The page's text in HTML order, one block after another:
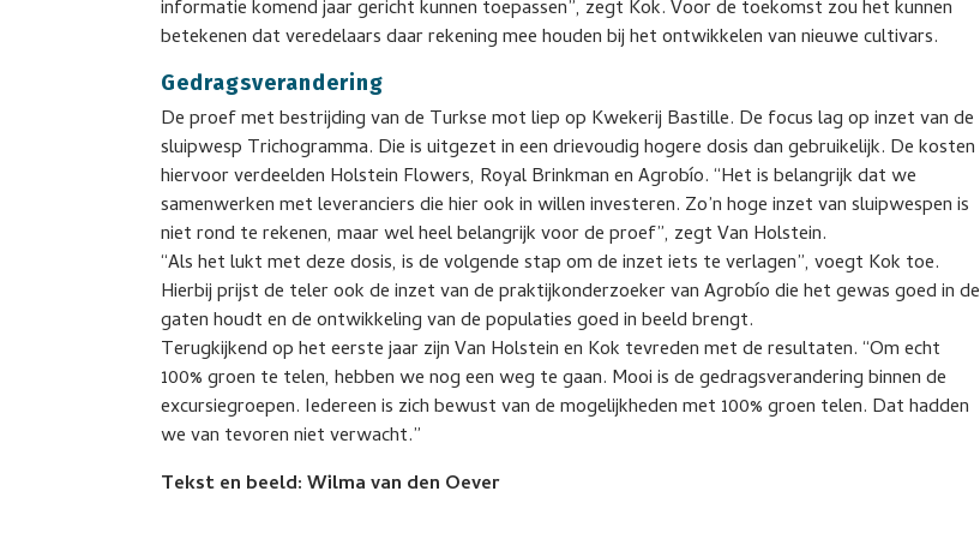
informatie komend jaar gericht kunnen toepassen”, zegt Kok. Voor de toekomst zou het kunnen
betekenen dat veredelaars daar rekening mee houden bij het ontwikkelen van nieuwe cultivars.
Gedragsverandering
De proef met bestrijding van de Turkse mot liep op Kwekerij Bastille. De focus lag op inzet van de
sluipwesp Trichogramma. Die is uitgezet in een drievoudig hogere dosis dan gebruikelijk. De kosten
hiervoor verdeelden Holstein Flowers, Royal Brinkman en Agrobío. “Het is belangrijk dat we
samenwerken met leveranciers die hier ook in willen investeren. Zo’n hoge inzet van sluipwespen is
niet rond te rekenen, maar wel heel belangrijk voor de proef”, zegt Van Holstein.
“Als het lukt met deze dosis, is de volgende stap om de inzet iets te verlagen”, voegt Kok toe.
Hierbij prijst de teler ook de inzet van de praktijkonderzoeker van Agrobío die het gewas goed in de
gaten houdt en de ontwikkeling van de populaties goed in beeld brengt.
Terugkijkend op het eerste jaar zijn Van Holstein en Kok tevreden met de resultaten. “Om echt
100% groen te telen, hebben we nog een weg te gaan. Mooi is de gedragsverandering binnen de
excursiegroepen. Iedereen is zich bewust van de mogelijkheden met 100% groen telen. Dat hadden
we van tevoren niet verwacht.”
Tekst en beeld: Wilma van den Oever